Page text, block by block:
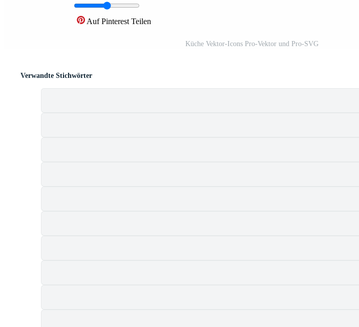
Auf Pinterest Teilen
Küche Vektor-Icons Pro-Vektor und Pro-SVG
Verwandte Stichwörter